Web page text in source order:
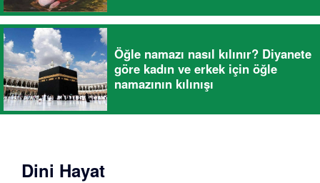
Öğle namazı nasıl kılınır? Diyanete
göre kadın ve erkek için öğle
namazının kılınışı
Dini Hayat